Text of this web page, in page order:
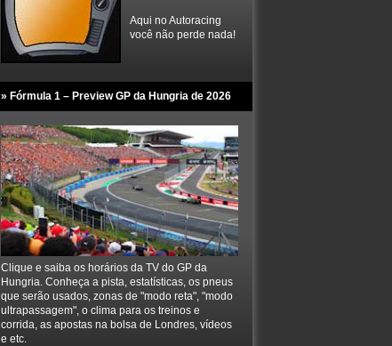
Aqui no Autoracing
você não perde nada!
» Fórmula 1 – Preview GP da Hungria de 2026
Clique e saiba os horários da TV do GP da
Hungria. Conheça a pista, estatísticas, os pneus
que serão usados, zonas de "modo reta", "modo
ultrapassagem", o clima para os treinos e
corrida, as apostas na bolsa de Londres, vídeos
e etc.